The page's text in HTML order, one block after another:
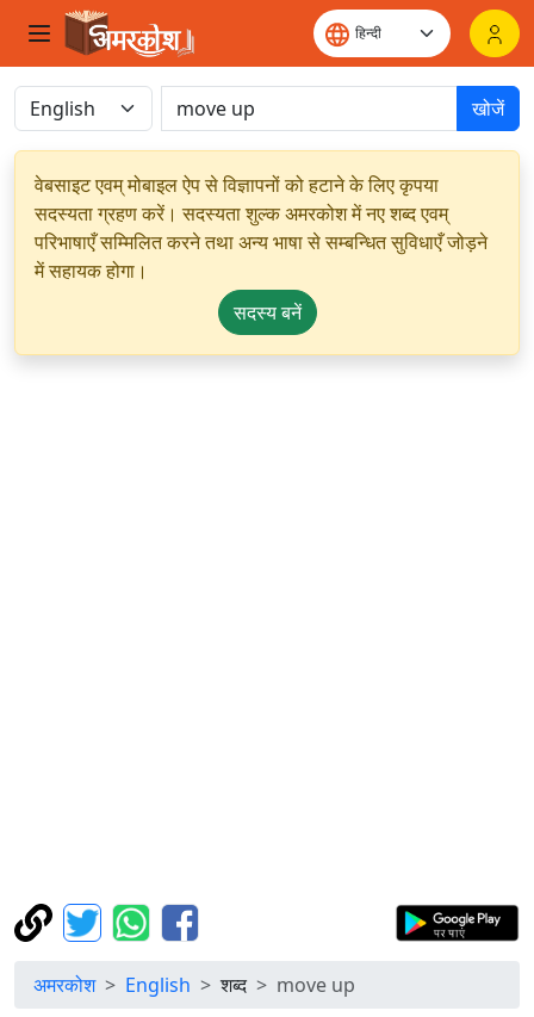
खोजें
वेबसाइट एवम् मोबाइल ऐप से विज्ञापनों को हटाने के लिए कृपया
सदस्यता ग्रहण करें। सदस्यता शुल्क अमरकोश में नए शब्द एवम्
परिभाषाएँ सम्मिलित करने तथा अन्य भाषा से सम्बन्धित सुविधाएँ जोड़ने
में सहायक होगा।
सदस्य बनें
अमरकोश English शब्द move up